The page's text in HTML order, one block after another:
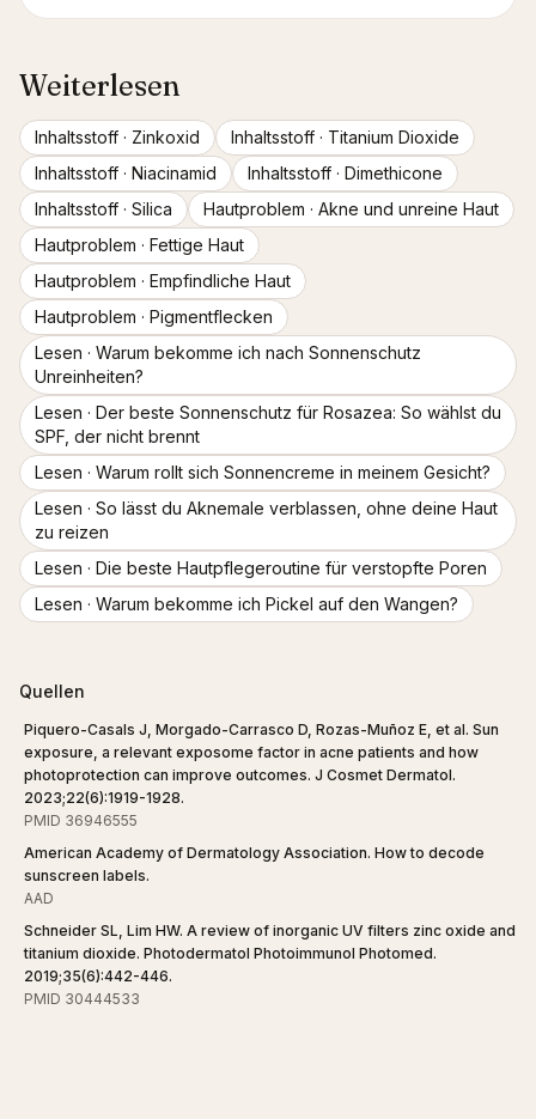
Weiterlesen
Inhaltsstoff · Zinkoxid Inhaltsstoff · Titanium Dioxide
Inhaltsstoff · Niacinamid Inhaltsstoff · Dimethicone
Inhaltsstoff · Silica Hautproblem · Akne und unreine Haut
Hautproblem · Fettige Haut
Hautproblem · Empfindliche Haut
Hautproblem · Pigmentflecken
Lesen · Warum bekomme ich nach Sonnenschutz
Unreinheiten?
Lesen · Der beste Sonnenschutz für Rosazea: So wählst du
SPF, der nicht brennt
Lesen · Warum rollt sich Sonnencreme in meinem Gesicht?
Lesen · So lässt du Aknemale verblassen, ohne deine Haut
zu reizen
Lesen · Die beste Hautpflegeroutine für verstopfte Poren
Lesen · Warum bekomme ich Pickel auf den Wangen?
Quellen
Piquero-Casals J, Morgado-Carrasco D, Rozas-Muñoz E, et al. Sun
exposure, a relevant exposome factor in acne patients and how
photoprotection can improve outcomes. J Cosmet Dermatol.
2023;22(6):1919-1928.
PMID 36946555
American Academy of Dermatology Association. How to decode
sunscreen labels.
AAD
Schneider SL, Lim HW. A review of inorganic UV filters zinc oxide and
titanium dioxide. Photodermatol Photoimmunol Photomed.
2019;35(6):442-446.
PMID 30444533